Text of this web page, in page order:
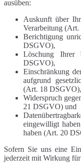
ausüben:
Auskunft über
Verarbeitung
Berichtigung
DSGVO),
Löschung Ihrer
DSGVO),
Einschränkung
aufgrund
(Art. 18 DSGVO),
Widerspruch
21 DSGVO) und
eingewilligt
haben (Art. 20
Sofern Sie uns eine
jederzeit mit Wirkung